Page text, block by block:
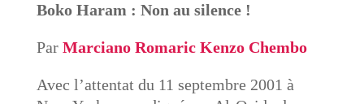
Boko Haram : Non au silence !
Par Marciano Romaric Kenzo Chembo
Avec l’attentat du 11 septembre 2001 à